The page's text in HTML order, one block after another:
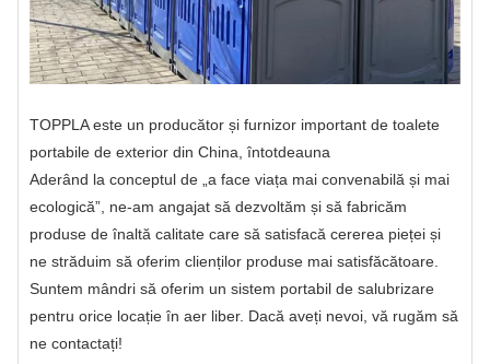
TOPPLA este un producător și furnizor important de toalete
portabile de exterior din China, întotdeauna
Aderând la conceptul de „a face viața mai convenabilă și mai
ecologică”, ne-am angajat să dezvoltăm și să fabricăm
produse de înaltă calitate care să satisfacă cererea pieței și
ne străduim să oferim clienților produse mai satisfăcătoare.
Suntem mândri să oferim un sistem portabil de salubrizare
pentru orice locație în aer liber. Dacă aveți nevoi, vă rugăm să
ne contactați!